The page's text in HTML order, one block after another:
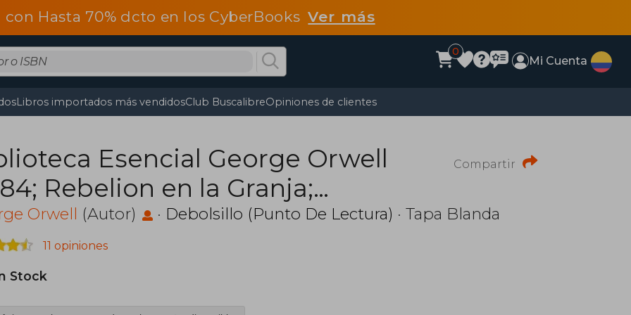
con Hasta 70% dcto en los CyberBooksVer más
0
Mi Cuenta
Libros importados más vendidosClub BuscalibreOpiniones de clientes
Compartir
Esencial George Orwell
Rebelion en la Granja;
a Cataluña; Opresion y
Orwell (Autor) · Debolsillo (Punto De Lectura) · Tapa Blanda
11 opiniones
Stock